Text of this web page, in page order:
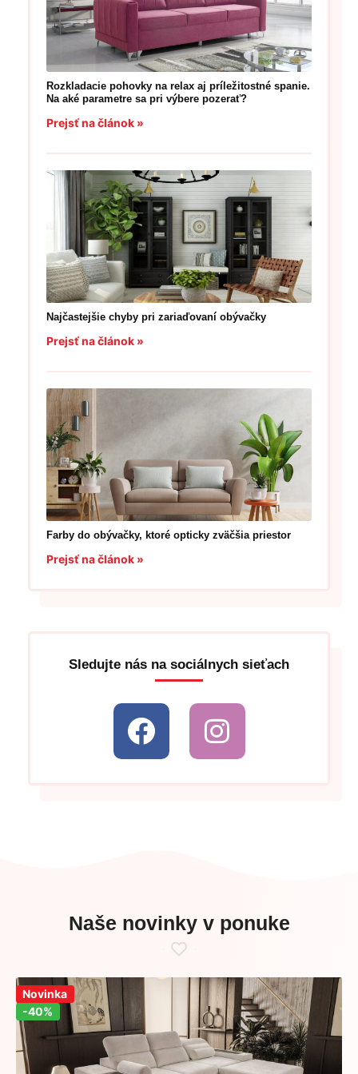
Rozkladacie pohovky na relax aj príležitostné spanie.
Na aké parametre sa pri výbere pozerať?
Prejsť na článok »
Najčastejšie chyby pri zariaďovaní obývačky
Prejsť na článok »
Farby do obývačky, ktoré opticky zväčšia priestor
Prejsť na článok »
Sledujte nás na sociálnych sieťach
Naše novinky v ponuke
Zľava!
-40%
Novinka